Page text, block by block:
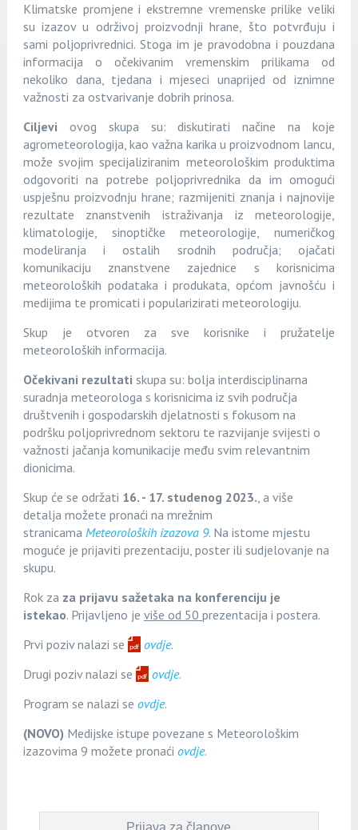
Klimatske promjene i ekstremne vremenske prilike veliki
su izazov u održivoj proizvodnji hrane, što potvrđuju i
sami poljoprivrednici. Stoga im je pravodobna i pouzdana
informacija o očekivanim vremenskim prilikama od
nekoliko dana, tjedana i mjeseci unaprijed od iznimne
važnosti za ostvarivanje dobrih prinosa.
Ciljevi ovog skupa su: diskutirati načine na koje
agrometeorologija, kao važna karika u proizvodnom lancu,
može svojim specijaliziranim meteorološkim produktima
odgovoriti na potrebe poljoprivrednika da im omogući
uspješnu proizvodnju hrane; razmijeniti znanja i najnovije
rezultate znanstvenih istraživanja iz meteorologije,
klimatologije, sinoptičke meteorologije, numeričkog
modeliranja i ostalih srodnih područja; ojačati
komunikaciju znanstvene zajednice s korisnicima
meteoroloških podataka i produkata, općom javnošću i
medijima te promicati i popularizirati meteorologiju.
Skup je otvoren za sve korisnike i pružatelje
meteoroloških informacija.
Očekivani rezultati skupa su: bolja interdisciplinarna
suradnja meteorologa s korisnicima iz svih područja
društvenih i gospodarskih djelatnosti s fokusom na
podršku poljoprivrednom sektoru te razvijanje svijesti o
važnosti jačanja komunikacije među svim relevantnim
dionicima.
Skup će se održati 16. - 17. studenog 2023., a više
detalja možete pronaći na mrežnim
stranicama Meteoroloških izazova 9. Na istome mjestu
moguće je prijaviti prezentaciju, poster ili sudjelovanje na
skupu.
Rok za za prijavu sažetaka na konferenciju je
istekao. Prijavljeno je više od 50 prezentacija i postera.
Prvi poziv nalazi se
ovdje.
Drugi poziv nalazi se
ovdje.
Program se nalazi se ovdje.
(NOVO) Medijske istupe povezane s Meteorološkim
izazovima 9 možete pronaći ovdje.